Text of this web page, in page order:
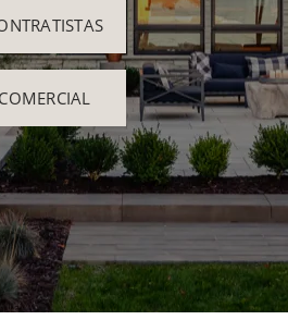
COMERCIAL